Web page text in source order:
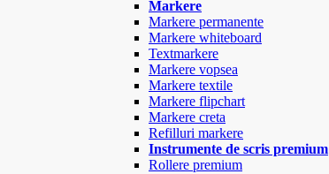
Markere
Markere permanente
Markere whiteboard
Textmarkere
Markere vopsea
Markere textile
Markere flipchart
Markere creta
Refilluri markere
Instrumente de scris premium
Rollere premium